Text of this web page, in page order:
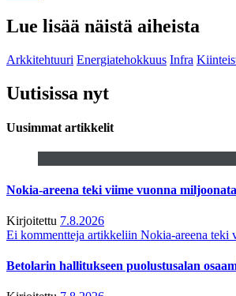
Lue lisää näistä aiheista
Arkkitehtuuri Energiatehokkuus Infra
Uutisissa nyt
Uusimmat artikkelit
Nokia-areena teki viime vuonna
Kirjoitettu 7.8.2026
Ei kommentteja artikkeliin Nokia-areena teki
Betolarin hallitukseen puolustusalan